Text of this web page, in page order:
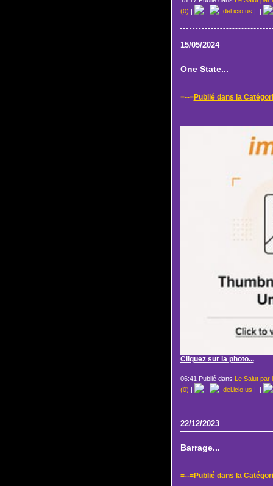
(0) | | del.icio.us | |
15/05/2024
One State...
=--=Publié dans la
Cliquez sur la photo...
06:41 Publié dans Le Salut par
(0) | | del.icio.us | |
22/12/2023
Barrage...
=--=Publié dans la